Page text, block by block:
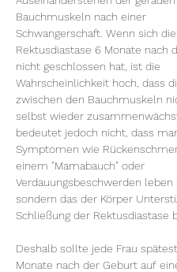
Bauchmuskeln nach einer
Schwangerschaft. Wenn sich die
Rektusdiastase 6 Monate nach
nicht geschlossen hat, ist die
Wahrscheinlichkeit hoch, dass
zwischen den Bauchmuskeln
selbst wieder
bedeutet jedoch nicht, dass
Symptomen wie
einem "Mamabauch" oder
Verdauungsbeschwerden leben
sondern das der Körper
Schließung der Rektusdiastase
Deshalb sollte jede Frau
Monate nach der Geburt auf